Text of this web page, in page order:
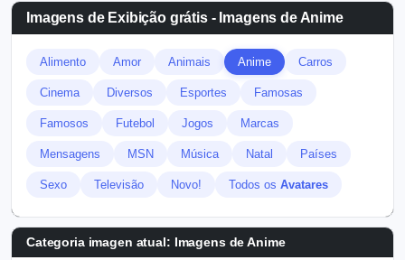
Imagens de Exibição grátis - Imagens de Anime
Alimento Amor Animais Anime Carros
Cinema Diversos Esportes Famosas
Famosos Futebol Jogos Marcas
Mensagens MSN Música Natal Países
Sexo Televisão Novo! Todos os Avatares
Categoria imagen atual: Imagens de Anime